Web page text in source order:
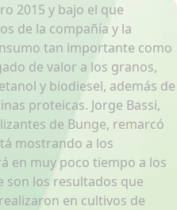
2015 y bajo el que
de la compañía y la
tan importante como
de valor a los granos,
y biodiesel, además de
proteicas. Jorge Bassi,
de Bunge, remarcó
mostrando a los
en muy poco tiempo a los
son los resultados que
en cultivos de